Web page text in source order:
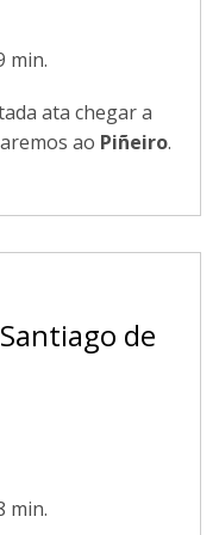
min.
ata chegar a
ao Piñeiro.
de
min.